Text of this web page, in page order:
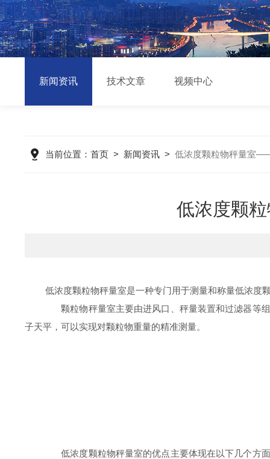
新闻资讯 技术文章 视频中心
当前位置： 首页> 新闻资讯> 低浓度颗粒物秤量室
低浓度颗
低浓度颗粒物秤量室是一种专门用于测量和称量低浓度颗
颗粒物秤量室主要由进风口、秤量装置和过滤器等组
子天平，可以实现对颗粒物重量的精准测量。
低浓度颗粒物秤量室的优点主要体现在以下几个方面